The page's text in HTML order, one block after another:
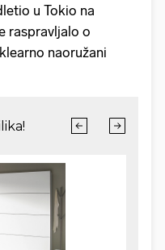
u Tokio na
raspravljalo o
naoružani